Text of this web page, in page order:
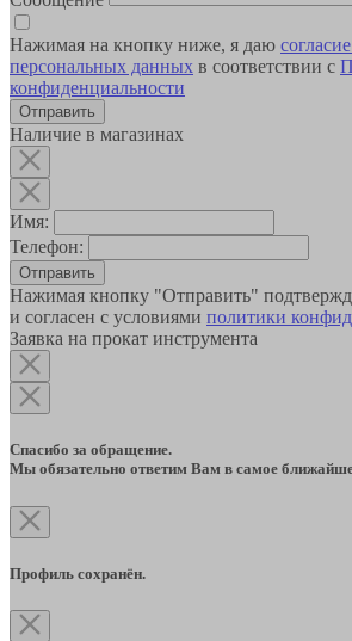
Нажимая на кнопку ниже, я даю
персональных данных в соответствии с
конфиденциальности
Наличие в магазинах
Имя:
Телефон:
Отправить
Нажимая кнопку "Отправить"
и согласен с условиями политики
Заявка на прокат инструмента
Спасибо за обращение.
Мы обязательно ответим Вам в самое
Профиль сохранён.